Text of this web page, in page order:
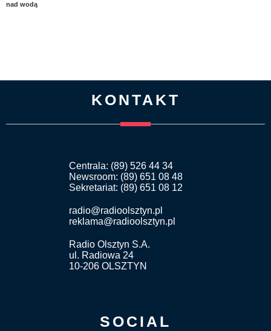
nad wodą
KONTAKT
Centrala: (89) 526 44 34
Newsroom: (89) 651 08 48
Sekretariat: (89) 651 08 12
radio@radioolsztyn.pl
reklama@radioolsztyn.pl
Radio Olsztyn S.A.
ul. Radiowa 24
10-206 OLSZTYN
SOCIAL